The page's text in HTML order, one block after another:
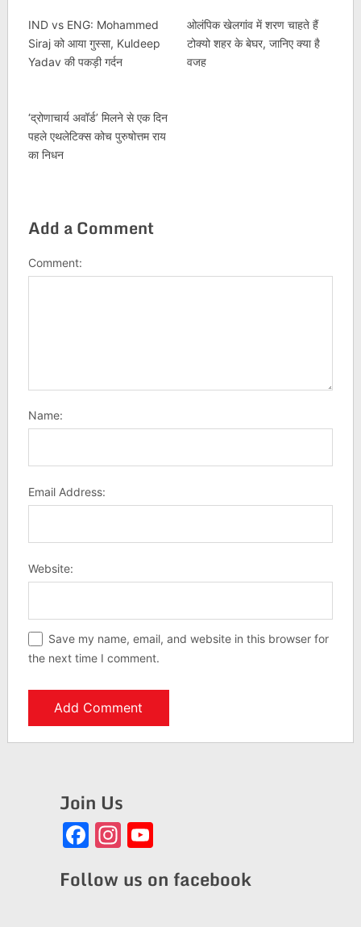
IND vs ENG: Mohammed
Siraj को आया गुस्सा, Kuldeep
Yadav की पकड़ी गर्दन
ओलंपिक खेलगांव में शरण चाहते हैं
टोक्यो शहर के बेघर, जानिए क्या है
वजह
‘द्रोणाचार्य अवॉर्ड’ मिलने से एक दिन
पहले एथलेटिक्स कोच पुरुषोत्तम राय
का निधन
Add a Comment
Comment:
Name:
Email Address:
Website:
Save my name, email, and website in this browser for
the next time I comment.
Join Us
Facebook
Instagram
YouTube
Follow us on facebook